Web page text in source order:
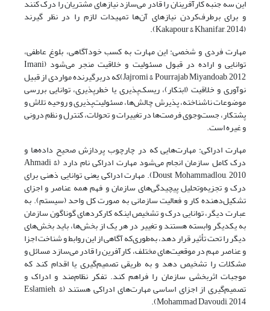
این سه جنبه کارآفرینان را قادر می‌سازد نیازهای مشتریان را درک کنند
و برای برطرف‌کردن نیازهای آن‌ها تمهیدات لازم را در نظر گیرند
(Kakapour & Khanifar, 2014).
مهارت فردی و شخصی: این مهارت به کسب خودآگاهی، بلوغ عاطفی،
توانایی و اراده در قبول مسئولیت و خلاقیت منجر می‌شود (Imani
Jajromi & Pourrajab Miyandoab, 2012)که دربرگیرنده مواردی از قبیل
نوآوری و خلاقیت (ابتکار)، ریسک‌پذیری یا خطرپذیری، توانایی بررسی
موضوعات ناشناخته، پذیرش چالش‌ها، مسئولیت‌پذیری و روحیه تلاش و
پشتکار، جست‌وجوی فرصت‌ها در تغییرات و تحولات، کنترل و نظم درونی
و غیره است.
مهارت ادراکی: مهارت‌هایی که در چارچوب پردازش صحیح داده‌ها و
درک کامل سازمان انجام می‌شود مهارت ادراکی نام دارد (Ahmadi &
Doust Mohammadlou, 2010). مهارت ادراکی یعنی توانایی ذهنی برای
درک و تجزیه‌وتحلیل پیچیدگی‌های سازمان و فهم همه عناصر و اجزای
تشکیل‌دهنده کار و فعالیت سازمانی به ‌صورت کل واحد (سیستم). به‌
عبارت‌ دیگر، توانایی درک و تشخیص اینکه کارکردهای گوناگون سازمان
به یکدیگر وابسته هستند و تغییر در هر یک از بخش‌ها، باید بخش‌های
دیگر را تحت تأثیر قرار دهد، به‌طوری‌که آگاهی از این روابط و شناخت اجزا
و عناصر مهم در موقعیت‌های مختلف، کارآفرین را قادر می‌سازد مسائل و
مشکلات را تشخیص دهد و به طریقی تصمیم‌گیری یا اقدام کند که
موجبات اثربخشی سازمان را فراهم کند. تفکر نظام‌مند و ادراک و
تصمیم‌گیری از اجزای اساسی مهارت‌های ادراکی هستند (Eslamieh, &
Mohammad Davoudi, 2014).